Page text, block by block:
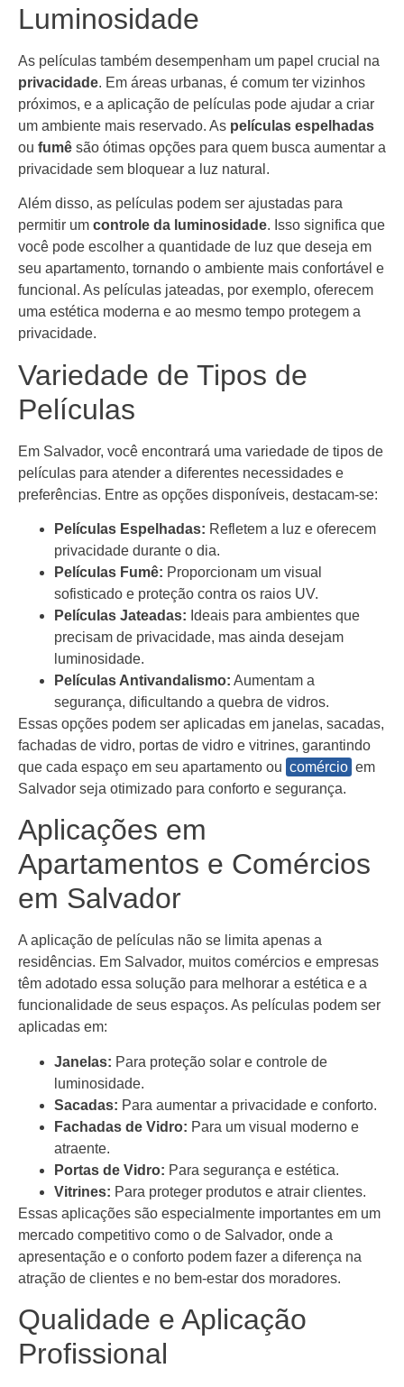
Luminosidade
As películas também desempenham um papel crucial na
privacidade. Em áreas urbanas, é comum ter vizinhos
próximos, e a aplicação de películas pode ajudar a criar
um ambiente mais reservado. As películas espelhadas
ou fumê são ótimas opções para quem busca aumentar a
privacidade sem bloquear a luz natural.
Além disso, as películas podem ser ajustadas para
permitir um controle da luminosidade. Isso significa que
você pode escolher a quantidade de luz que deseja em
seu apartamento, tornando o ambiente mais confortável e
funcional. As películas jateadas, por exemplo, oferecem
uma estética moderna e ao mesmo tempo protegem a
privacidade.
Variedade de Tipos de
Películas
Em Salvador, você encontrará uma variedade de tipos de
películas para atender a diferentes necessidades e
preferências. Entre as opções disponíveis, destacam-se:
Películas Espelhadas: Refletem a luz e oferecem
privacidade durante o dia.
Películas Fumê: Proporcionam um visual
sofisticado e proteção contra os raios UV.
Películas Jateadas: Ideais para ambientes que
precisam de privacidade, mas ainda desejam
luminosidade.
Películas Antivandalismo: Aumentam a
segurança, dificultando a quebra de vidros.
Essas opções podem ser aplicadas em janelas, sacadas,
fachadas de vidro, portas de vidro e vitrines, garantindo
que cada espaço em seu apartamento ou comércio em
Salvador seja otimizado para conforto e segurança.
Aplicações em
Apartamentos e Comércios
em Salvador
A aplicação de películas não se limita apenas a
residências. Em Salvador, muitos comércios e empresas
têm adotado essa solução para melhorar a estética e a
funcionalidade de seus espaços. As películas podem ser
aplicadas em:
Janelas: Para proteção solar e controle de
luminosidade.
Sacadas: Para aumentar a privacidade e conforto.
Fachadas de Vidro: Para um visual moderno e
atraente.
Portas de Vidro: Para segurança e estética.
Vitrines: Para proteger produtos e atrair clientes.
Essas aplicações são especialmente importantes em um
mercado competitivo como o de Salvador, onde a
apresentação e o conforto podem fazer a diferença na
atração de clientes e no bem-estar dos moradores.
Qualidade e Aplicação
Profissional